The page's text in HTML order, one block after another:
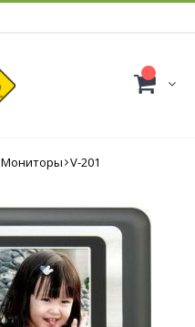
Мониторы V-201